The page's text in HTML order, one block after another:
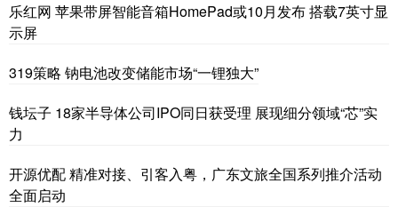
乐红网 苹果带屏智能音箱HomePad或10月发布 搭载7英寸显
示屏
319策略 钠电池改变储能市场“一锂独大”
钱坛子 18家半导体公司IPO同日获受理 展现细分领域“芯”实
力
开源优配 精准对接、引客入粤，广东文旅全国系列推介活动
全面启动